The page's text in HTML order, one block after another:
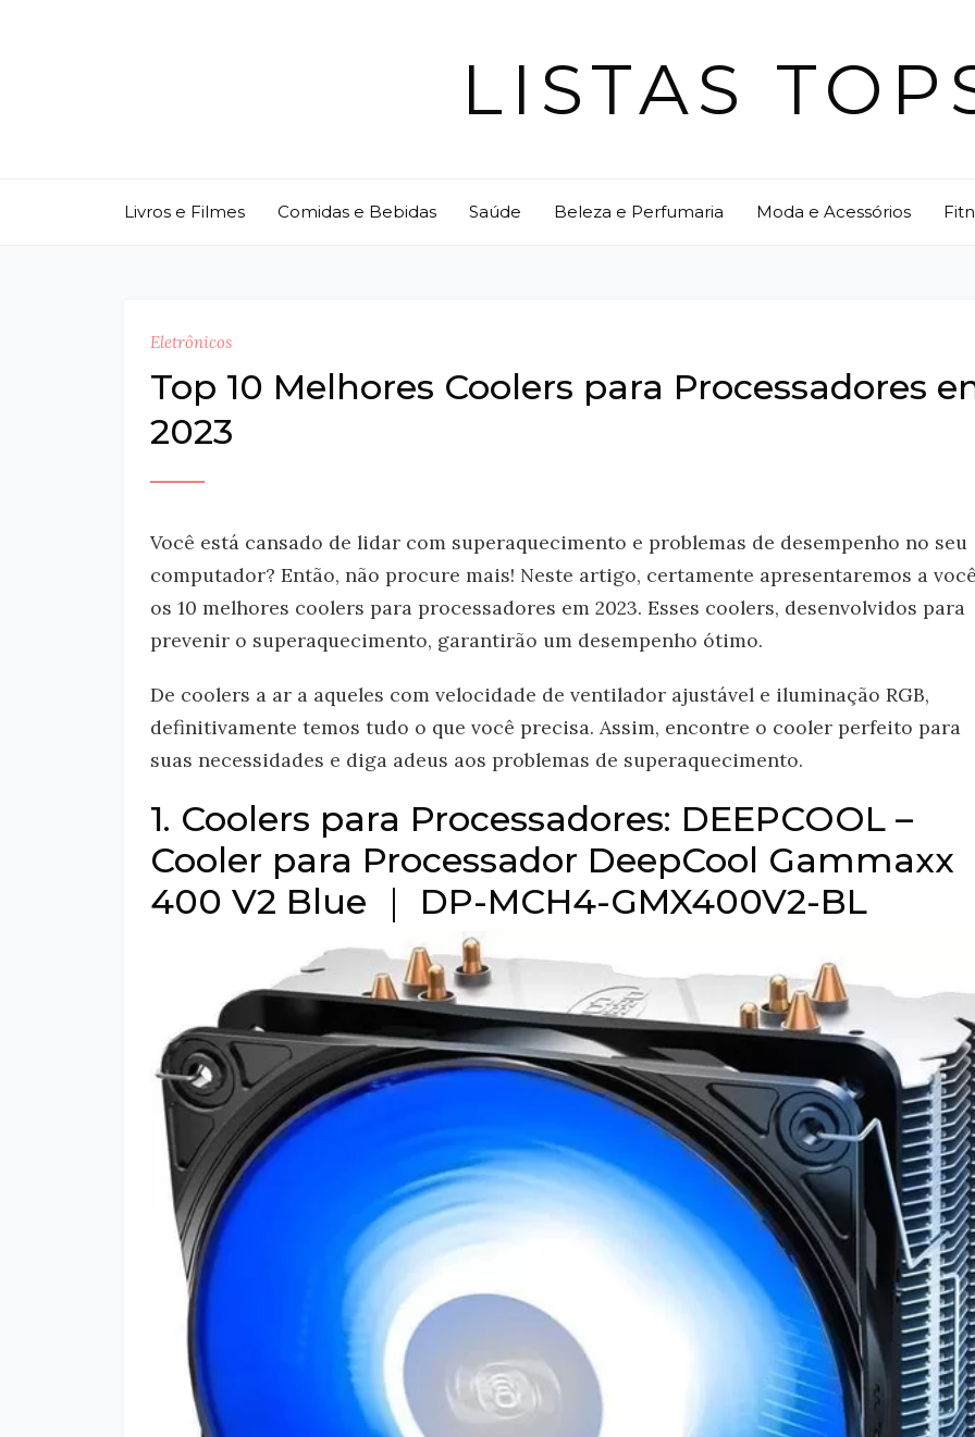
LISTAS
Livros e Filmes Comidas e Bebidas Saúde Beleza e Perfumaria Moda e Acessórios
Eletrônicos
Top 10 Melhores Coolers para Processadores
2023
Você está cansado de lidar com superaquecimento e problemas de desempenho no seu
computador? Então, não procure mais! Neste artigo, certamente apresentaremos a
os 10 melhores coolers para processadores em 2023. Esses coolers, desenvolvidos para
prevenir o superaquecimento, garantirão um desempenho ótimo.
De coolers a ar a aqueles com velocidade de ventilador ajustável e iluminação RGB,
definitivamente temos tudo o que você precisa. Assim, encontre o cooler perfeito para
suas necessidades e diga adeus aos problemas de superaquecimento.
1. Coolers para Processadores: DEEPCOOL –
Cooler para Processador DeepCool Gammaxx
400 V2 Blue ｜ DP-MCH4-GMX400V2-BL